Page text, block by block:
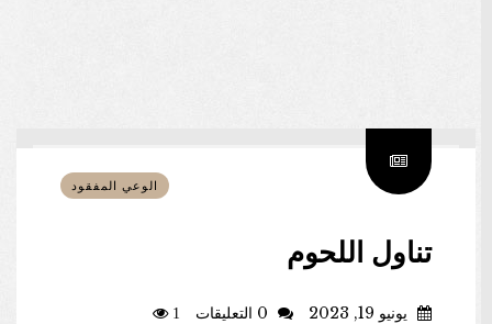
الوعي المفقود
تناول اللحوم
يونيو 19, 2023 0 التعليقات